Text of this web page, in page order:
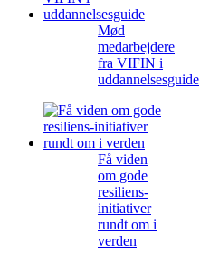
Mød
medarbejdere
fra VIFIN i
uddannelsesguide
Få viden
om gode
resiliens-
initiativer
rundt om i
verden